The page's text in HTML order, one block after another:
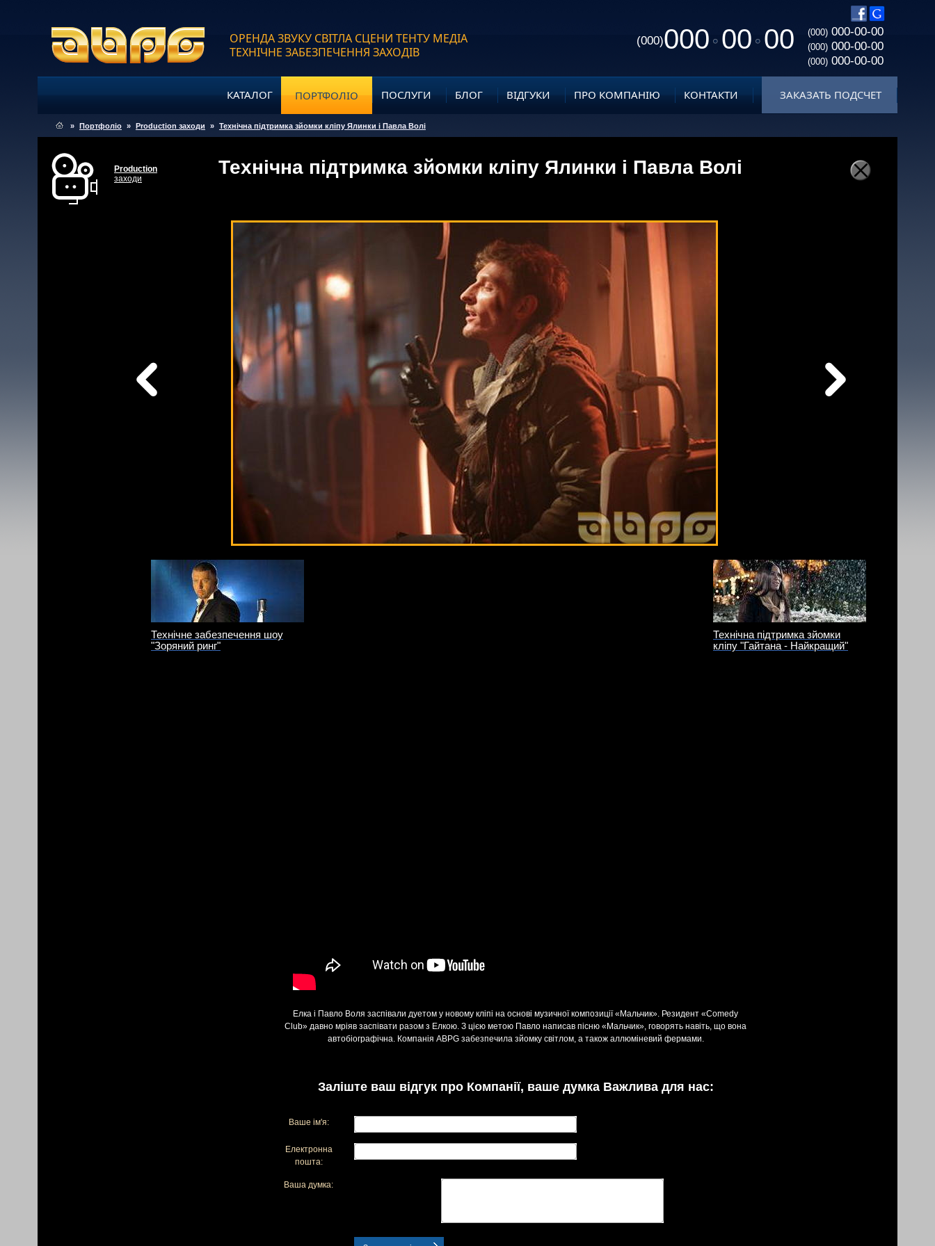
ОРЕНДА ЗВУКУ СВІТЛА СЦЕНИ ТЕНТУ МЕДІА
ТЕХНІЧНЕ ЗАБЕЗПЕЧЕННЯ ЗАХОДІВ
(000)000 00 00 (000) 000-00-00
(000) 000-00-00
(000) 000-00-00
КАТАЛОГ ПОРТФОЛІО ПОСЛУГИ БЛОГ ВІДГУКИ ПРО КОМПАНІЮ КОНТАКТИ ЗАКАЗАТЬ ПОДСЧЕТ
» Портфоліо » Production заходи » Технічна підтримка зйомки кліпу Ялинки і Павла Волі
Production
заходи
Технічна підтримка зйомки кліпу Ялинки і Павла Волі
Технічне забезпечення шоу
"Зоряний ринг"
Технічна підтримка зйомки
кліпу "Гайтана - Найкращий"
Елка і Павло Воля заспівали дуетом у новому кліпі на основі музичної композиції «Мальчик». Резидент «Сomedy
Сlub» давно мріяв заспівати разом з Елкою. З цією метою Павло написав пісню «Мальчик», говорять навіть, що вона
автобіографічна. Компанія ABPG забезпечила зйомку світлом, а також аллюміневий фермами.
Заліште ваш відгук про Компанії, ваше думка Важлива для нас:
Ваше ім'я:
Електронна
пошта:
Ваша думка: